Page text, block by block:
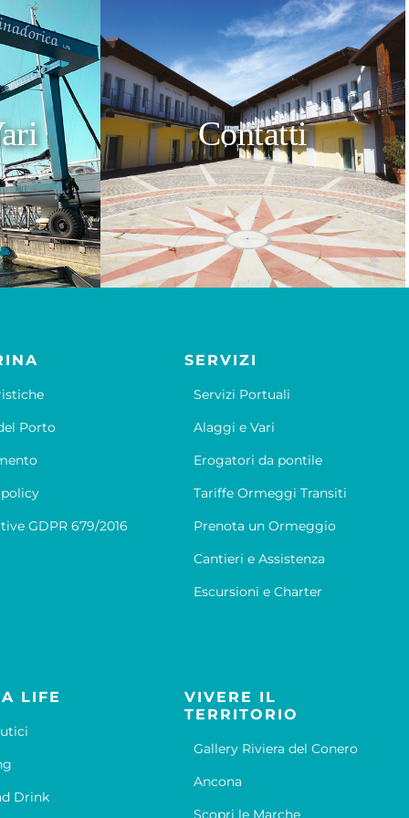
Contatti
Porto
GDPR 679/2016
SERVIZI
Servizi Portuali
Alaggi e Vari
Erogatori da pontile
Tariffe Ormeggi Transiti
Prenota un Ormeggio
Cantieri e Assistenza
Escursioni e Charter
LIFE
Drink
VIVERE IL
TERRITORIO
Gallery Riviera del Conero
Ancona
Scopri le Marche